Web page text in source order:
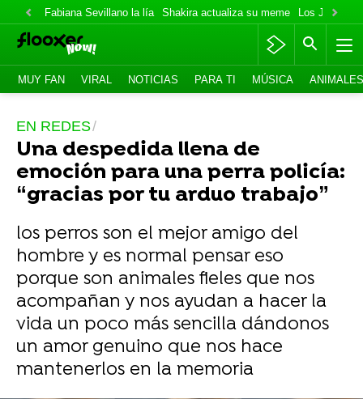
Fabiana Sevillano la lía Shakira actualiza su meme Los Jonas
MUY FAN VIRAL NOTICIAS PARA TI MÚSICA ANIMALES
EN REDES
Una despedida llena de
emoción para una perra policía:
“gracias por tu arduo trabajo”
los perros son el mejor amigo del
hombre y es normal pensar eso
porque son animales fieles que nos
acompañan y nos ayudan a hacer la
vida un poco más sencilla dándonos
un amor genuino que nos hace
mantenerlos en la memoria